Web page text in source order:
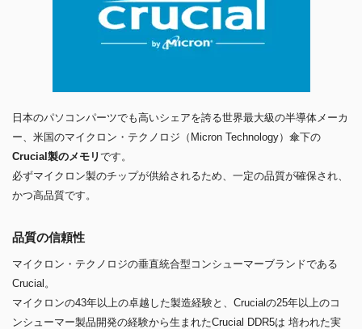
日本のパソコンパーツでも高いシェアを誇る世界最大級の半導体メーカ
ー、米国のマイクロン・テクノロジ（Micron Technology）傘下の
Crucial製のメモリです。
必ずマイクロン製のチップが供給されるため、一定の品質が確保され、
かつ高品質です。
品質の信頼性
マイクロン・テクノロジの垂直統合型コンシューマーブランドである
Crucial。
マイクロンの43年以上の卓越した製造経験と、Crucialの25年以上のコ
ンシューマー製品開発の経験から生まれたCrucial DDR5は 培われた実